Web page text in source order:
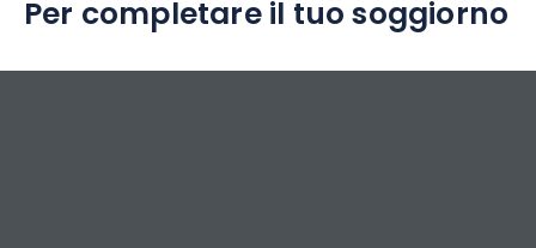
Per completare il tuo soggiorno